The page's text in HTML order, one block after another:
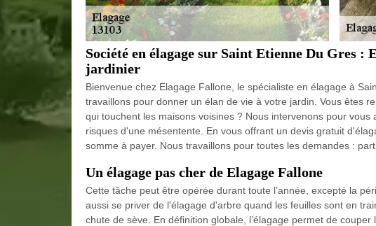
Société en élagage sur Saint Etienne Du Gres :
jardinier
Bienvenue chez Elagage Fallone, le spécialiste en élagage à
travaillons pour donner un élan de vie à votre jardin. Vous êtes
qui touchent les maisons voisines ? Nous intervenons pour
risques d'une mésentente. En vous offrant un devis gratuit
somme à payer. Nous travaillons pour toutes les demandes :
Un élagage pas cher de Elagage Fallone
Cette tâche peut être opérée durant toute l’année, excepté la
aussi se priver de l'élagage d'arbre quand les feuilles sont en
chute de sève. En définition globale, l’élagage permet de